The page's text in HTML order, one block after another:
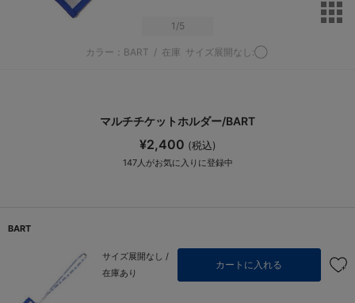
1 /5
カラー：BART / 在庫 サイズ展開なし:◯
マルチチケットホルダー/BART
¥2,400 (税込)
147人がお気に入りに登録中
BART
サイズ展開なし /
在庫あり
カートに入れる